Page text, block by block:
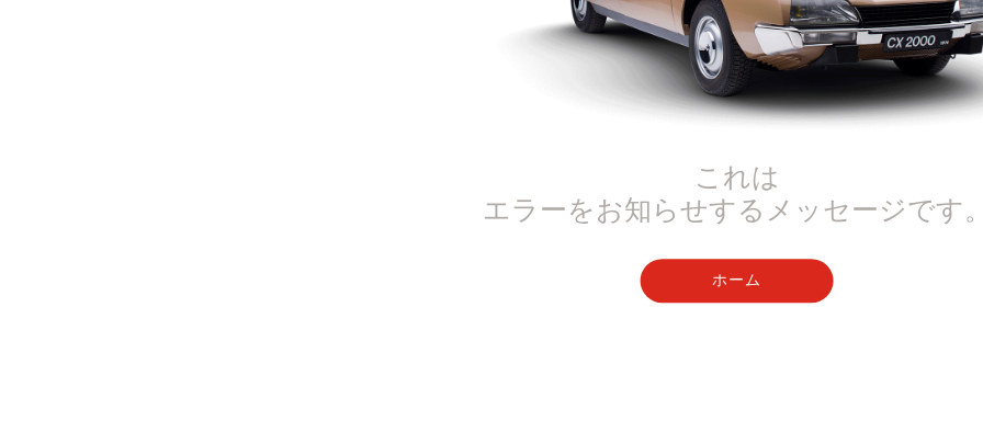
これは
エラーをお知らせするメッセージです
ホーム